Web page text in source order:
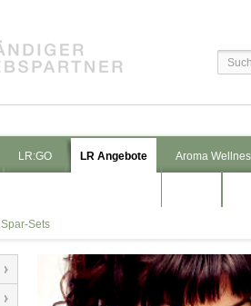
LR:GO LR Angebote Aroma
Spar-Sets